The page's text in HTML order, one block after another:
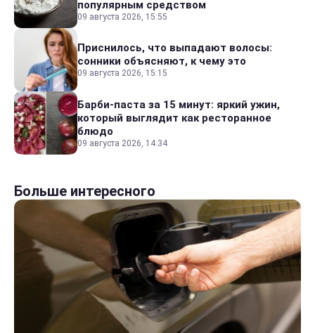
популярным средством
09 августа 2026, 15:55
Приснилось, что выпадают волосы:
сонники объясняют, к чему это
09 августа 2026, 15:15
Барби-паста за 15 минут: яркий ужин,
который выглядит как ресторанное
блюдо
09 августа 2026, 14:34
Больше интересного